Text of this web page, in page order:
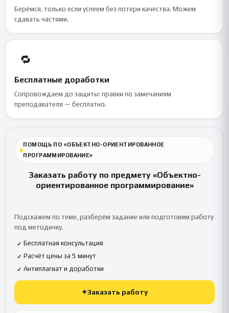
Берёмся, только если успеем без потери качества. Можем
сдавать частями.
🔁
Бесплатные доработки
Сопровождаем до защиты: правки по замечаниям
преподавателя — бесплатно.
ПОМОЩЬ ПО «ОБЪЕКТНО-ОРИЕНТИРОВАННОЕ
ПРОГРАММИРОВАНИЕ»
Заказать работу по предмету «Объектно-
ориентированное программирование»
Подскажем по теме, разберём задание или подготовим работу
под методичку.
✓ Бесплатная консультация
✓ Расчёт цены за 5 минут
✓ Антиплагиат и доработки
✦Заказать работу